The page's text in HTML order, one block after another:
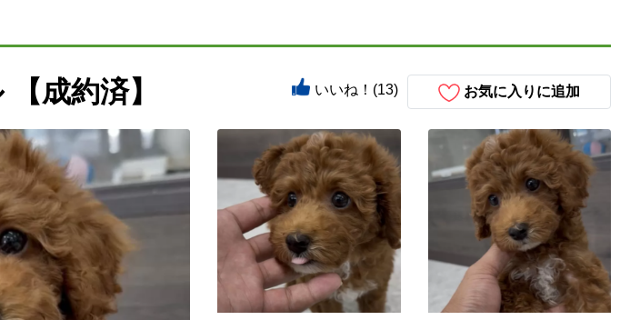
成約済】 お気に入りに追加
いいね！(13)